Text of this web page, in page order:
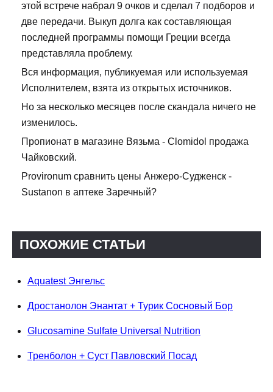
этой встрече набрал 9 очков и сделал 7 подборов и
две передачи. Выкуп долга как составляющая
последней программы помощи Греции всегда
представляла проблему.
Вся информация, публикуемая или используемая
Исполнителем, взята из открытых источников.
Но за несколько месяцев после скандала ничего не
изменилось.
Пропионат в магазине Вязьма - Clomidol продажа
Чайковский.
Provironum сравнить цены Анжеро-Судженск -
Sustanon в аптеке Заречный?
ПОХОЖИЕ СТАТЬИ
Aquatest Энгельс
Дростанолон Энантат + Турик Сосновый Бор
Glucosamine Sulfate Universal Nutrition
Тренболон + Суст Павловский Посад